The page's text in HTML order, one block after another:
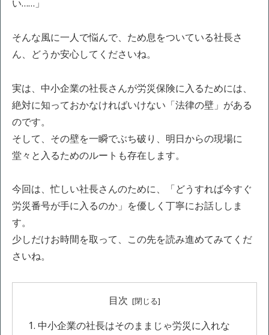
い……」
そんな風に一人で悩んで、ため息をついている社長さ
ん、どうか安心してくださいね。
実は、中小企業の社長さんが労災保険に入るためには、
絶対に知っておかなければいけない「法律の壁」がある
のです。
そして、その壁を一瞬でぶち破り、明日からの現場に
堂々と入るためのルートも存在します。
今回は、忙しい社長さんのために、「どうすれば今すぐ
労災番号が手に入るのか」を優しく丁寧にお話ししま
す。
少しだけお時間を取って、この先を読み進めてみてくだ
さいね。
目次
中小企業の社長はそのままじゃ労災に入れな